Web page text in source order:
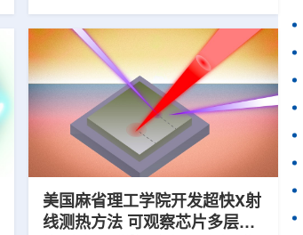
互作用识别、事件分类和探测器管理能
力。DUNE位于长基线中微子设施，目
前已开始安装大型中微子探测器模块的
结构元件。该实验由近探测器和远探测
器组成：近探测器位于费米实验室，远
探测器设在南达科他州桑福德地下研究
设施地下约1英里处。两个探测器都将采
用液氩时间投影室技术，用于记录中微
美国麻省理工学院开发超快X射
线测热方法 可观察芯片多层结